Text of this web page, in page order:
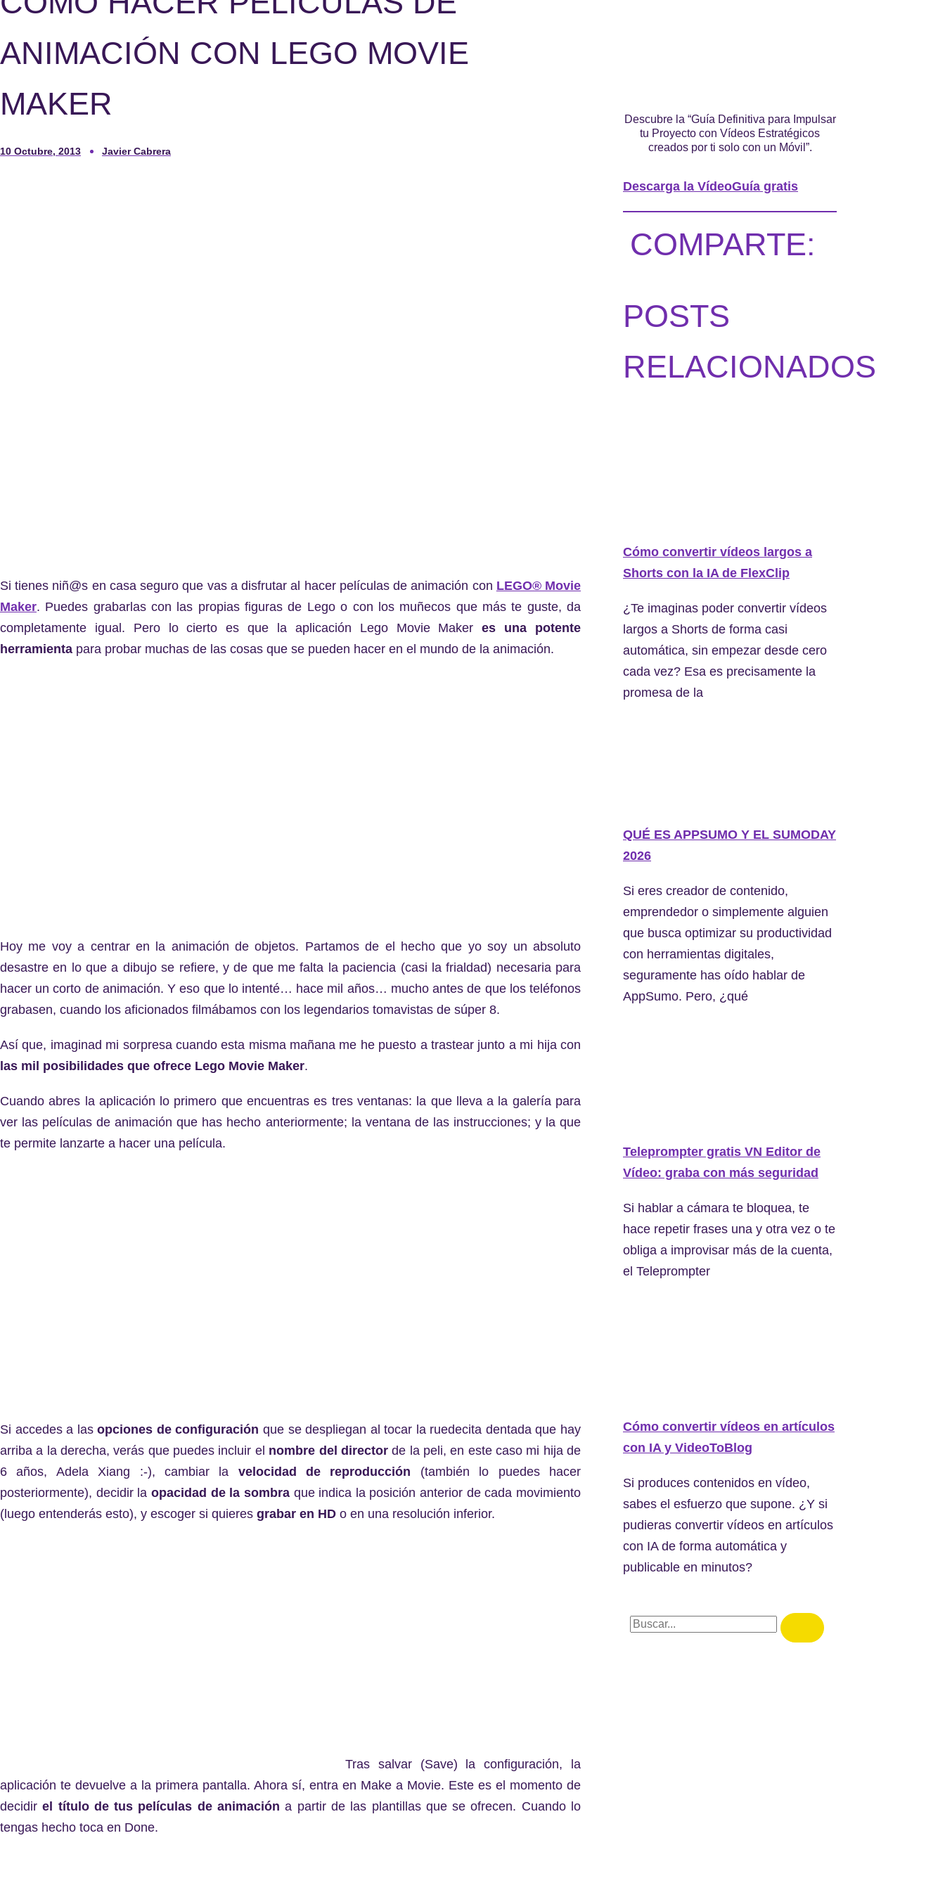
ANIMACIÓN CON LEGO MOVIE
MAKER
10 Octubre, 2013 Javier Cabrera
Si tienes niñ@s en casa seguro que vas a disfrutar al hacer películas de animación con LEGO® Movie
Maker. Puedes grabarlas con las propias figuras de Lego o con los muñecos que más te guste, da
completamente igual. Pero lo cierto es que la aplicación Lego Movie Makeres una potente
herramienta para probar muchas de las cosas que se pueden hacer en el mundo de la animación.
Hoy me voy a centrar en la animación de objetos. Partamos de el hecho que yo soy un absoluto
desastre en lo que a dibujo se refiere, y de que me falta la paciencia (casi la frialdad) necesaria para
hacer un corto de animación. Y eso que lo intenté… hace mil años… mucho antes de que los teléfonos
grabasen, cuando los aficionados filmábamos con los legendarios tomavistas de súper 8.
Así que, imaginad mi sorpresa cuando esta misma mañana me he puesto a trastear junto a mi hija con
las mil posibilidades que ofrece Lego Movie Maker.
Cuando abres la aplicación lo primero que encuentras es tres ventanas: la que lleva a la galería para
ver las películas de animación que has hecho anteriormente; la ventana de las instrucciones; y la que
te permite lanzarte a hacer una película.
Si accedes a lasopciones de configuración que se despliegan al tocar la ruedecita dentada que hay
arriba a la derecha, verás que puedes incluir el nombre del directorde la peli, en este caso mi hija de
6 años, Adela Xiang :-), cambiar la velocidad de reproducción (también lo puedes hacer
posteriormente), decidir la opacidad de la sombraque indica la posición anterior de cada movimiento
(luego entenderás esto), y escoger si quieres grabar en HD o en una resolución inferior.
Tras salvar (Save) la configuración, la
aplicación te devuelve a la primera pantalla. Ahora sí, entra en Make a Movie. Este es el momento de
decidirel título de tus películas de animación a partir de las plantillas que se ofrecen. Cuando lo
tengas hecho toca en Done.
Descubre la “Guía Definitiva para Impulsar
tu Proyecto con Vídeos Estratégicos
creados por ti solo con un Móvil”.
Descarga la VídeoGuía gratis
COMPARTE:
POSTS
RELACIONADOS
Cómo convertir vídeos largos a
Shorts con la IA de FlexClip
¿Te imaginas poder convertir vídeos
largos a Shorts de forma casi
automática, sin empezar desde cero
cada vez? Esa es precisamente la
promesa de la
QUÉ ES APPSUMO Y EL SUMODAY
2026
Si eres creador de contenido,
emprendedor o simplemente alguien
que busca optimizar su productividad
con herramientas digitales,
seguramente has oído hablar de
AppSumo. Pero, ¿qué
Teleprompter gratis VN Editor de
Vídeo: graba con más seguridad
Si hablar a cámara te bloquea, te
hace repetir frases una y otra vez o te
obliga a improvisar más de la cuenta,
el Teleprompter
Cómo convertir vídeos en artículos
con IA y VideoToBlog
Si produces contenidos en vídeo,
sabes el esfuerzo que supone. ¿Y si
pudieras convertir vídeos en artículos
con IA de forma automática y
publicable en minutos?